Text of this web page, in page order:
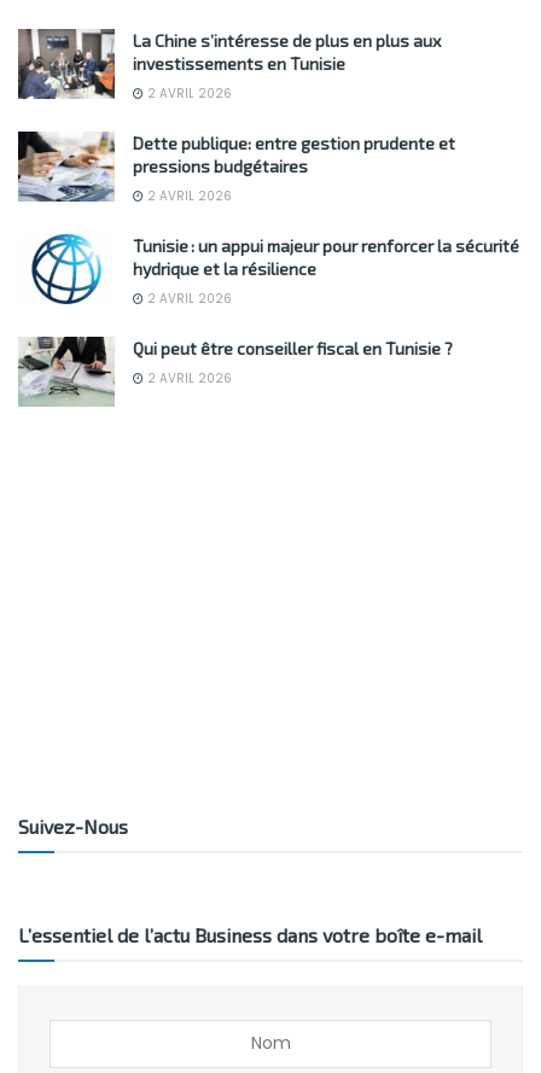
La Chine s’intéresse de plus en plus aux
investissements en Tunisie
2 AVRIL 2026
Dette publique: entre gestion prudente et
pressions budgétaires
2 AVRIL 2026
Tunisie : un appui majeur pour renforcer la sécurité
hydrique et la résilience
2 AVRIL 2026
Qui peut être conseiller fiscal en Tunisie ?
2 AVRIL 2026
Suivez-Nous
L’essentiel de l’actu Business dans votre boîte e-mail